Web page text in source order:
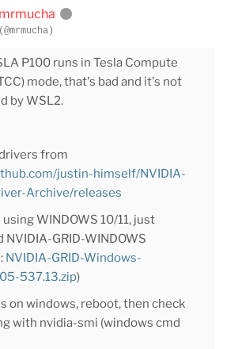
mrmucha
(@mrmucha)
P100 runs in Tesla Compute
mode, that's bad and it's not
by WSL2.
from
justin-himself/NVIDIA-
Archive/releases
using WINDOWS 10/11, just
NVIDIA-GRID-WINDOWS
NVIDIA-GRID-Windows-
537.13.zip)
on windows, reboot, then check
with nvidia-smi (windows cmd